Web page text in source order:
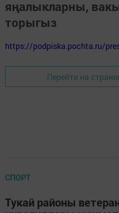
яңалыкларны,
торыгыз
https://podpiska.pochta.ru/
Перейти на
СПОРТ
Тукай районы